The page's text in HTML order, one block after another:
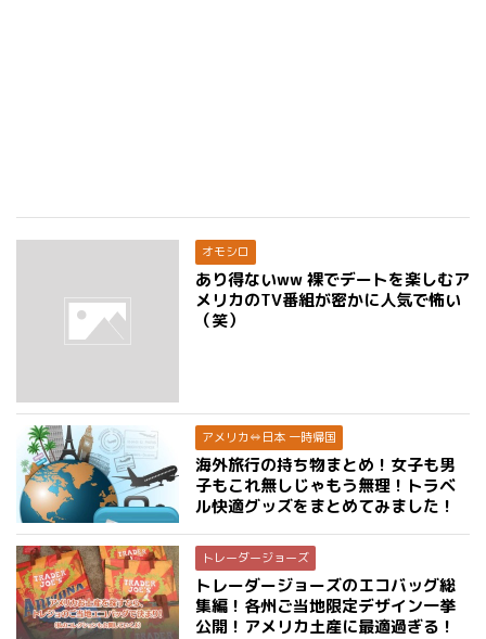
オモシロ
あり得ないww 裸でデートを楽しむア
メリカのTV番組が密かに人気で怖い
（笑）
アメリカ⇔日本 一時帰国
海外旅行の持ち物まとめ！女子も男
子もこれ無しじゃもう無理！トラベ
ル快適グッズをまとめてみました！
トレーダージョーズ
トレーダージョーズのエコバッグ総
集編！各州ご当地限定デザイン一挙
公開！アメリカ土産に最適過ぎる！